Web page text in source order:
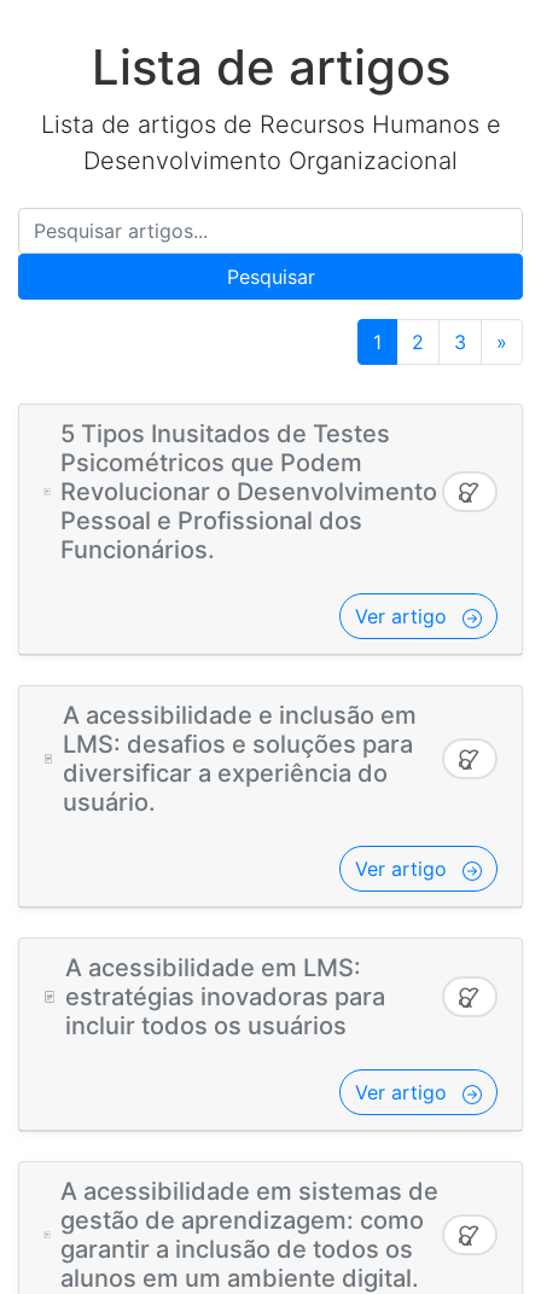
Lista de artigos
Lista de artigos de Recursos Humanos e
Desenvolvimento Organizacional
Pesquisar
1 2 3 »
5 Tipos Inusitados de Testes
Psicométricos que Podem
Revolucionar o Desenvolvimento
Pessoal e Profissional dos
Funcionários.
Ver artigo
A acessibilidade e inclusão em
LMS: desafios e soluções para
diversificar a experiência do
usuário.
Ver artigo
A acessibilidade em LMS:
estratégias inovadoras para
incluir todos os usuários
Ver artigo
A acessibilidade em sistemas de
gestão de aprendizagem: como
garantir a inclusão de todos os
alunos em um ambiente digital.